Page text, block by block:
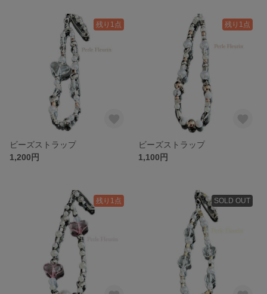
残り1点
ビーズストラップ
1,200円
残り1点
ビーズストラップ
1,100円
残り1点 SOLD OUT